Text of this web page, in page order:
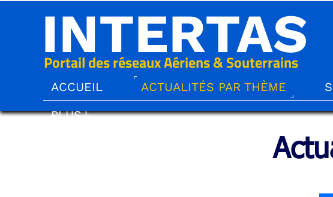
INTERTAS
Portail des réseaux Aériens & Souterrains
ACCUEIL ACTUALITÉS PAR THÈME
PLUS↓